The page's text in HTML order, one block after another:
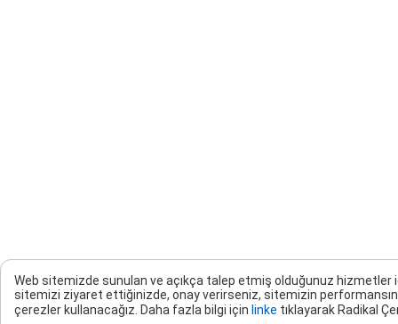
Web sitemizde sunulan ve açıkça talep etmiş olduğunuz hizmetler
sitemizi ziyaret ettiğinizde, onay verirseniz, sitemizin
çerezler kullanacağız. Daha fazla bilgi için linke tıklayarak Radikal